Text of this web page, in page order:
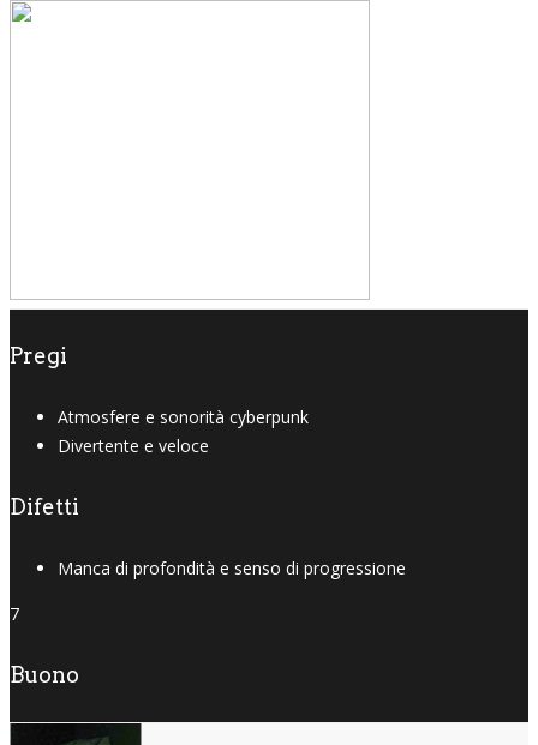
Pregi
Atmosfere e sonorità cyberpunk
Divertente e veloce
Difetti
Manca di profondità e senso di progressione
7
Buono